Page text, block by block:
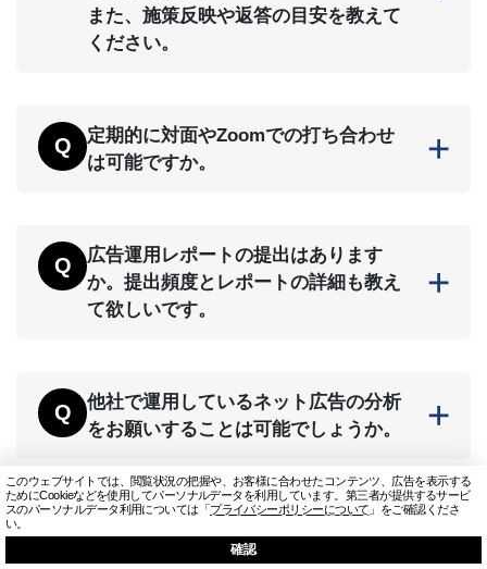
ごとの定期報告にてご提案いたします。
また、施策反映や返答の目安を教えて
ください。
電話でのご相談も可能でございます。原則、1
営業日以内にはご返答させていただき、1営業
めて完了のご報告をさせていただいておりま
す。
定期的に対面やZoomでの打ち合わせ
は可能ですか。
し、少額運用プランにつきましては、定期報
告を希望された場合、別途10,000円（税別）
頂戴し行うことが可能です。お打ち合わせ
広告運用レポートの提出はあります
か。提出頻度とレポートの詳細も教え
て欲しいです。
す。レポートの内容は、月次・日次のレポー
トや広告キャンペーン毎の詳細なレポート、
トなど、アカウント分析に必要なデータが網
羅されています。
他社で運用しているネット広告の分析
をお願いすることは可能でしょうか。
はい、可能です。現在ご契約している代理店
様との規約違反にならない場合は、アカウン
と、どのくらい改善できそうか、無料のアカ
このウェブサイトでは、閲覧状況の把握や、お客様に合わせたコンテンツ、広告を表示する
ためにCookieなどを使用してパーソナルデータを利用しています。 第三者が提供するサービ
スのパーソナルデータ利用については「プライバシーポリシーについて 」をご確認くださ
い。
確認